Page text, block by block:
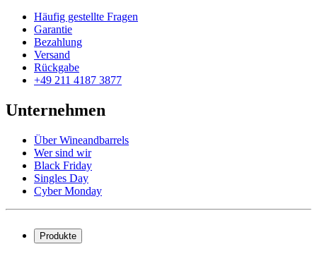
Häufig gestellte Fragen
Garantie
Bezahlung
Versand
Rückgabe
+49 211 4187 3877
Unternehmen
Über Wineandbarrels
Wer sind wir
Black Friday
Singles Day
Cyber Monday
Produkte